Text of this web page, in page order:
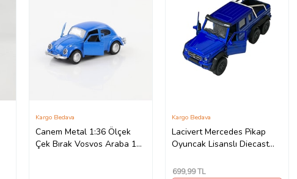
Canem Metal 1:36 Ölçek
Çek Bırak Vosvos Araba 11-
Kargo Bedava
Lacivert Mercedes Pikap
Oyuncak Lisanslı Diecast
Kargo Bedava
699,99 TL